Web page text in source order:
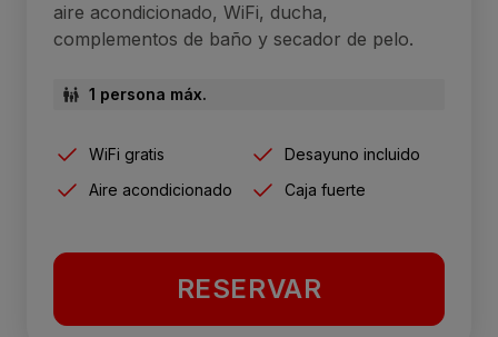
aire acondicionado, WiFi, ducha,
complementos de baño y secador de pelo.
1 persona máx.
WiFi gratis
Desayuno incluido
Aire acondicionado
Caja fuerte
RESERVAR